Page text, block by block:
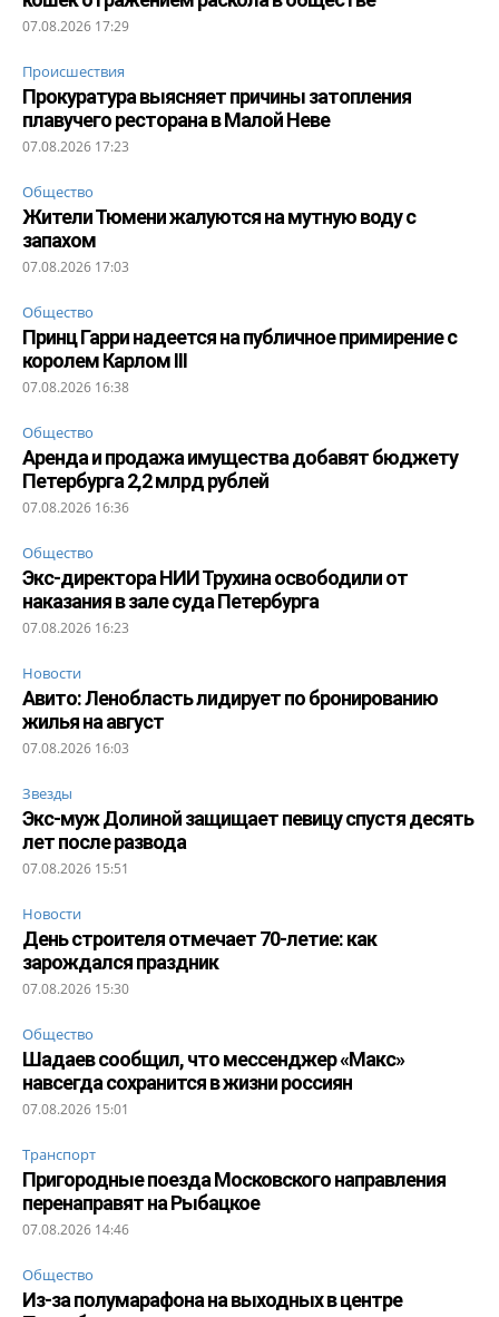
07.08.2026 17:29
Происшествия
Прокуратура выясняет причины затопления
плавучего ресторана в Малой Неве
07.08.2026 17:23
Общество
Жители Тюмени жалуются на мутную воду с
запахом
07.08.2026 17:03
Общество
Принц Гарри надеется на публичное примирение с
королем Карлом III
07.08.2026 16:38
Общество
Аренда и продажа имущества добавят бюджету
Петербурга 2,2 млрд рублей
07.08.2026 16:36
Общество
Экс-директора НИИ Трухина освободили от
наказания в зале суда Петербурга
07.08.2026 16:23
Новости
Авито: Ленобласть лидирует по бронированию
жилья на август
07.08.2026 16:03
Звезды
Экс-муж Долиной защищает певицу спустя десять
лет после развода
07.08.2026 15:51
Новости
День строителя отмечает 70-летие: как
зарождался праздник
07.08.2026 15:30
Общество
Шадаев сообщил, что мессенджер «Макс»
навсегда сохранится в жизни россиян
07.08.2026 15:01
Транспорт
Пригородные поезда Московского направления
перенаправят на Рыбацкое
07.08.2026 14:46
Общество
Из-за полумарафона на выходных в центре